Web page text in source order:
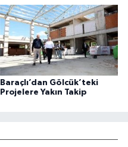
Baraçlı’dan Gölcük’teki
Projelere Yakın Takip